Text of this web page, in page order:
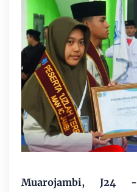
Muarojambi, J24 -